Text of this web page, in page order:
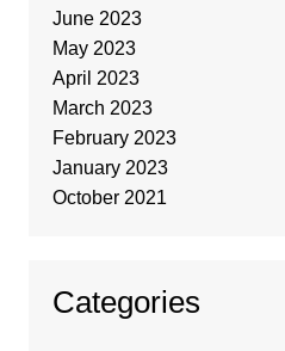
June 2023
May 2023
April 2023
March 2023
February 2023
January 2023
October 2021
Categories